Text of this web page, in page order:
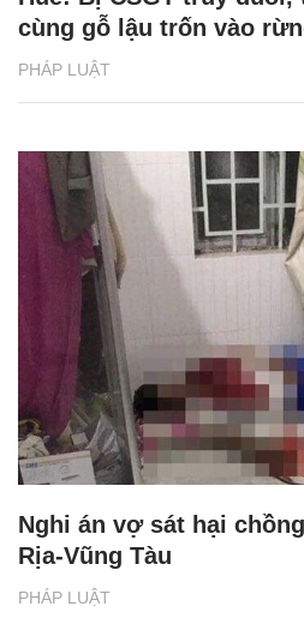
PHÁP LUẬT
cùng gỗ lậu trốn vào
PHÁP LUẬT
Nghi án vợ sát hại
Rịa-Vũng Tàu